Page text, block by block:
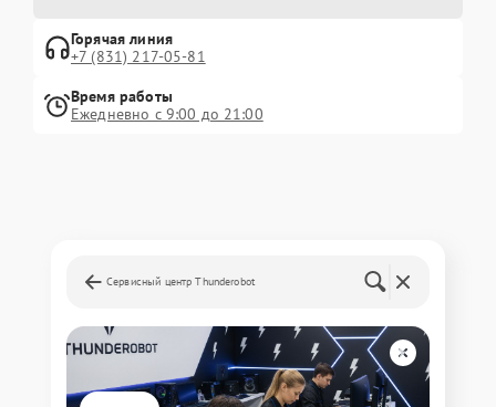
Горячая линия
+7 (831) 217-05-81
Время работы
Ежедневно с 9:00 до 21:00
Сервисный центр Thunderobot